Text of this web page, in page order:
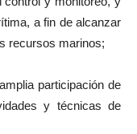
a fin de alcanzar
recursos marinos;
participación de
y técnicas de